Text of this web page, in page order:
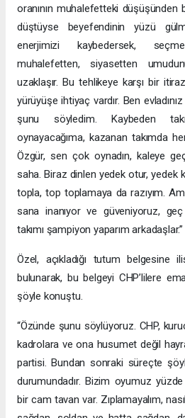
oranının muhalefetteki düşüşünden
düştüyse beyefendinin yüzü
enerjimizi kaybedersek,
muhalefetten, siyasetten
uzaklaşır. Bu tehlikeye karşı bir
yürüyüşe ihtiyaç vardır. Ben
şunu söyledim. Kaybeden
oynayacağıma, kazanan takımda
Özgür, sen çok oynadın, kaleye
saha. Biraz dinlen yedek otur, yedek
topla, top toplamaya da razıyım.
sana inanıyor ve güveniyoruz, geç
takımı şampiyon yaparım arkadaşlar.”
Özel, açıkladığı tutum belgesine
bulunarak, bu belgeyi CHP’lilere
şöyle konuştu.
“Özünde şunu söylüyoruz. CHP,
kadrolara ve ona husumet değil
partisi. Bundan sonraki süreçte
durumundadır. Bizim oyumuz
bir cam tavan var. Zıplamayalım,